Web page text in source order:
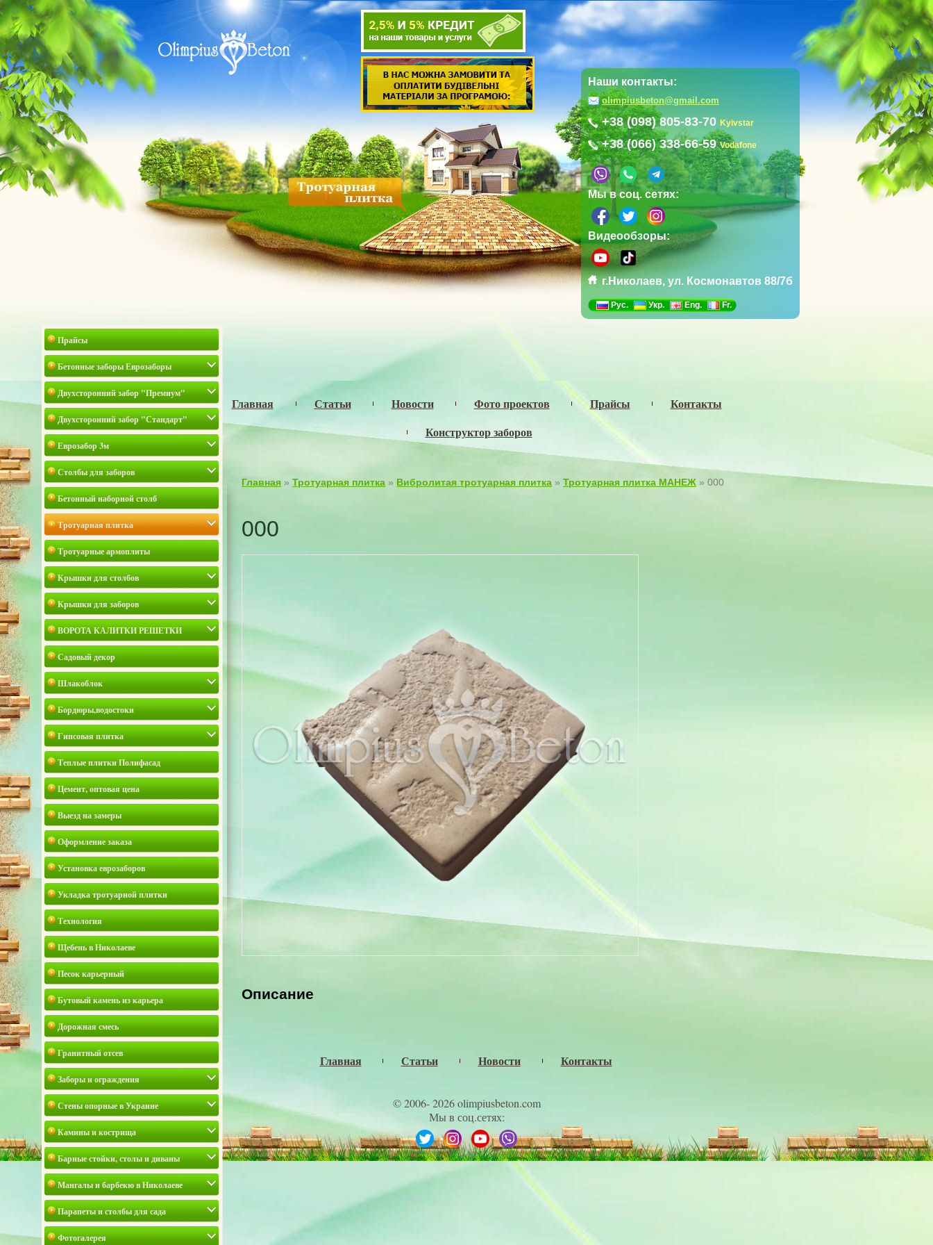
Наши контакты:
olimpiusbeton@gmail.com
+38 (098) 805-83-70 Kyivstar
+38 (066) 338-66-59 Vodafone
Мы в соц. сетях:
Видеообзоры:
г.Николаев, ул. Космонавтов 88/7б
Рус. Укр. Eng. Fr.
Главная Статьи Новости Фото проектов Прайсы
Контакты
Конструктор заборов
Прайсы
Бетонные заборы Еврозаборы
Двухсторонний забор "Премиум"
Двухсторонний забор "Стандарт"
Еврозабор 3м
Столбы для заборов
Бетонный наборной столб
Тротуарная плитка
Тротуарные армоплиты
Крышки для столбов
Крышки для заборов
ВОРОТА КАЛИТКИ РЕШЕТКИ
Садовый декор
Шлакоблок
Бордюры,водостоки
Гипсовая плитка
Теплые плитки Полифасад
Цемент, оптовая цена
Выезд на замеры
Оформление заказа
Установка еврозаборов
Укладка тротуарной плитки
Технология
Щебень в Николаеве
Песок карьерный
Бутовый камень из карьера
Дорожная смесь
Гранитный отсев
Заборы и ограждения
Стены опорные в Украине
Камины и кострища
Барные стойки, столы и диваны
Мангалы и барбекю в Николаеве
Парапеты и столбы для сада
Фотогалерея
Главная » Тротуарная плитка » Вибролитая тротуарная плитка » Тротуарная плитка МАНЕЖ » 000
000
Описание
Главная Статьи Новости Контакты
© 2006- 2026 olimpiusbeton.com
Мы в соц.сетях: